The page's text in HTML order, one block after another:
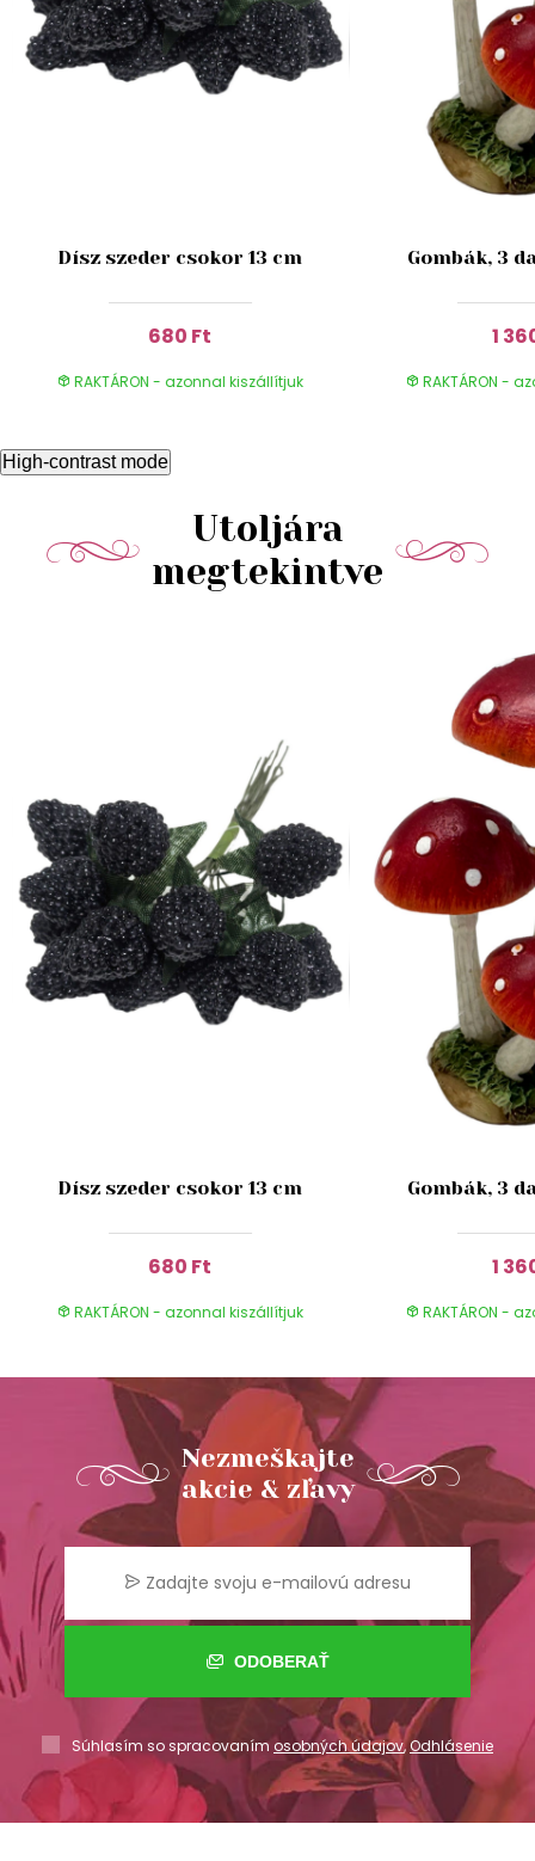
Dísz szeder csokor 13 cm
680 Ft
RAKTÁRON - azonnal kiszállítjuk
Gombák, 3
1
RAKTÁRON -
High-contrast mode
Utoljára
megtekintve
Dísz szeder csokor 13 cm
680 Ft
RAKTÁRON - azonnal kiszállítjuk
Gombák, 3
1
RAKTÁRON -
Nezmeškajte
akcie & zľavy
ODOBERAŤ
Súhlasím so spracovaním osobných údajov,Odhlásenie